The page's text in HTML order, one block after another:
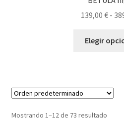
139,00 € -
Elegir
Mostrando 1–12 de 73 resultado